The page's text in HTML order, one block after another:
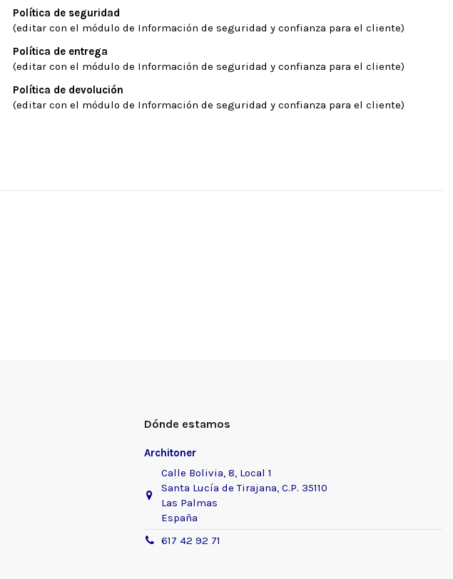
Política de seguridad
(editar con el módulo de Información de seguridad y confianza para el cliente)
Política de entrega
(editar con el módulo de Información de seguridad y confianza para el cliente)
Política de devolución
(editar con el módulo de Información de seguridad y confianza para el cliente)
Dónde estamos
Architoner
Calle Bolivia, 8, Local 1
Santa Lucía de Tirajana, C.P. 35110
Las Palmas
España
617 42 92 71